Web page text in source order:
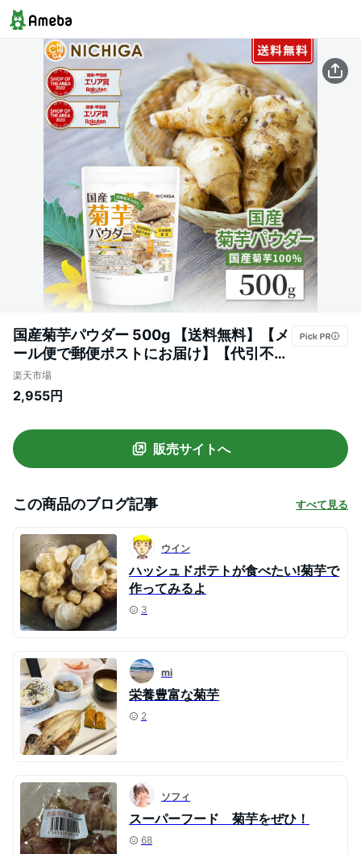
国産菊芋パウダー 500g 【送料無料】【メ
ール便で郵便ポストにお届け】【代引不
可】【時間指定不可】 国内加工殺菌品
[05] NICHIGA(ニチガ)
楽天市場
2,955円
販売サイトへ
この商品のブログ記事 すべて見る
ウイン
ハッシュドポテトが食べたい!菊芋で
作ってみるよ
3
mi
栄養豊富な菊芋
2
ソフィ
スーパーフード 菊芋をぜひ！
68